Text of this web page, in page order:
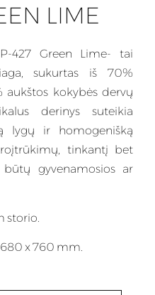
LIME
427 Green Lime- tai
sukurtas iš 70%
kokybės dervų
derinys suteikia
lygų ir homogenišką
tinkantį bet
gyvenamosios ar
storio.
x 760 mm.